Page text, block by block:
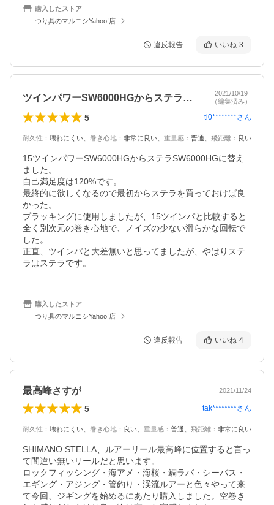
購入したストア
つり具のマルニシYahoo!店
違反報告 いいね 3
ツインパワーSW6000HGからステラ…
2021/10/19
（編集済み）
5 ti0********さん
耐久性 ： 壊れにくい 巻き心地 ： 非常に良い 重量感 ： 普通 飛距離 ： 良い
15ツインパワーSW6000HGからステラSW6000HGに替え
ました。
自己満足度は120%です。
最終的に欲しくなるので最初からステラを買っておけば良
かった。
プラッキングに使用しましたが、15ツインパと比較すると
全く別次元の巻き心地で、ノイズの少ない滑らかな回転で
した。
正直、ツインパと大差無いと思ってましたが、やはりステ
ラはステラです。
購入したストア
つり具のマルニシYahoo!店
違反報告 いいね 4
最高峰さすが 2021/11/24
5 tak********さん
耐久性 ： 壊れにくい 巻き心地 ： 良い 重量感 ： 普通 飛距離 ： 非常に良い
SHIMANO STELLA、ルアーリール最高峰に位置すると言っ
て間違い無いリールだと思います。
ロックフィッシング・海アメ・海桜・鯛ラバ・シーバス・
エギング・アジング・管釣り・渓流ルアーと色々やって来
て今回、ジギングを始めるにあたり購入しました。空巻き